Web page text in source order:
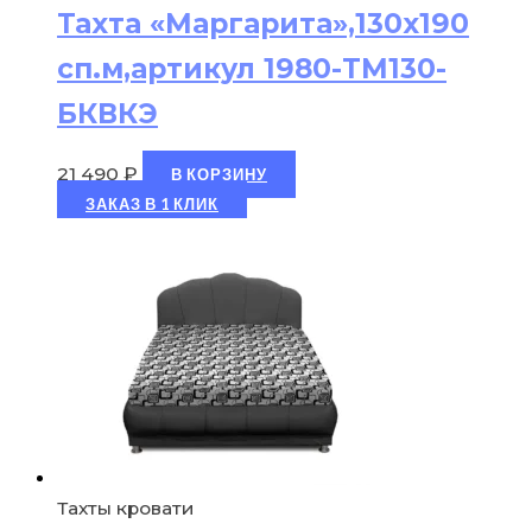
Тахта «Маргарита»,130х190
сп.м,артикул 1980-ТМ130-
БКВКЭ
21 490 ₽
В КОРЗИНУ
ЗАКАЗ В 1 КЛИК
Тахты кровати